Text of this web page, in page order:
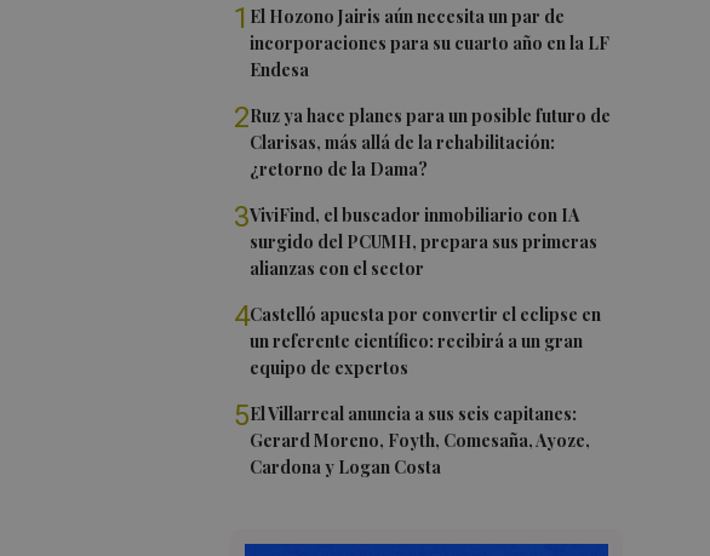
1 El Hozono Jairis aún necesita un par de
incorporaciones para su cuarto año en la LF
Endesa
2Ruz ya hace planes para un posible futuro de
Clarisas, más allá de la rehabilitación:
¿retorno de la Dama?
3ViviFind, el buscador inmobiliario con IA
surgido del PCUMH, prepara sus primeras
alianzas con el sector
4Castelló apuesta por convertir el eclipse en
un referente científico: recibirá a un gran
equipo de expertos
5El Villarreal anuncia a sus seis capitanes:
Gerard Moreno, Foyth, Comesaña, Ayoze,
Cardona y Logan Costa